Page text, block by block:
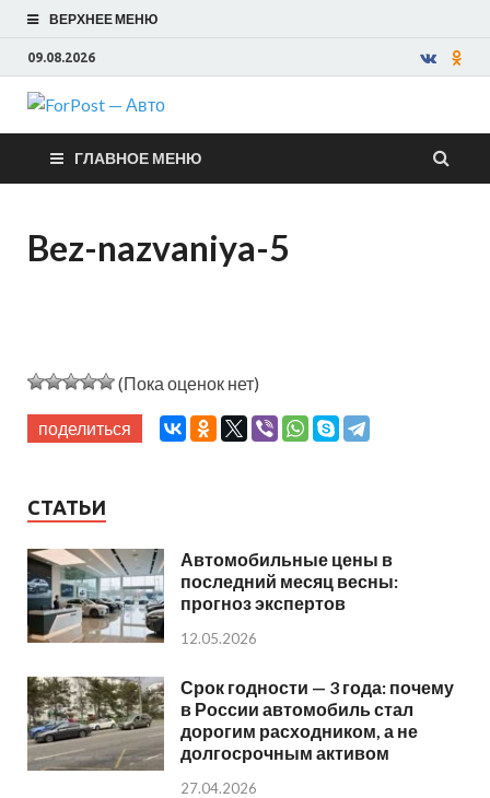
ВЕРХНЕЕ МЕНЮ
09.08.2026
ForPost —
Авто
ГЛАВНОЕ МЕНЮ
Bez-nazvaniya-5
(Пока оценок нет)
поделиться
СТАТЬИ
Автомобильные цены в
последний месяц весны:
прогноз экспертов
12.05.2026
Срок годности — 3 года: почему
в России автомобиль стал
дорогим расходником, а не
долгосрочным активом
27.04.2026